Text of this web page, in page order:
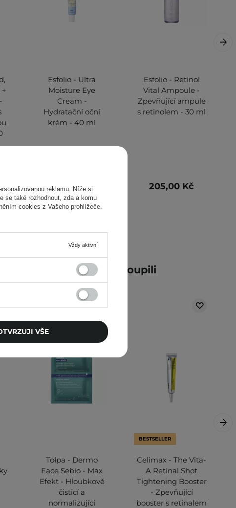
+
Esfolio - Ultra
Moisture Eye
Cream -
Hydratační oční
krém - 40 ml
225,00 Kč
Esfolio - Retinol
Vital Ampoule -
Zpevňující ampule
s retinolem - 30 ml
205,00 Kč
zákazníci také zakoupili
Tołpa - Dermo
Face Sebio - Max
Efekt - Hloubkově
čisticí a
normalizující
BESTSELLER
Celimax - The Vita-
A Retinal Shot
Tightening Booster
- Zpevňující
booster s retinalem
reklamu. Níže si
se také rozhodnout, zda a komu
cookies z Vašeho prohlížeče.
Vždy aktivní
VŠE